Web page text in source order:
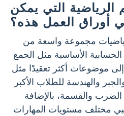
الرياضية التي يمكن
أوراق العمل هذه؟
مجموعة واسعة من
الحسابية الأساسية مثل الجمع
موضوعات أكثر تعقيدًا مثل
والهندسة للطلاب الأكبر
الضرب والقسمة، بالإضافة
مختلف مستويات المهارات